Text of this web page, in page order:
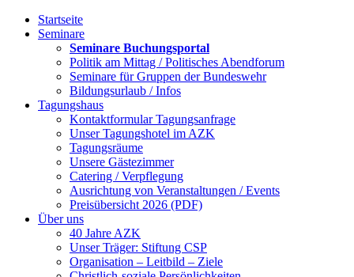
Startseite
Seminare
Seminare Buchungsportal
Politik am Mittag / Politisches Abendforum
Seminare für Gruppen der Bundeswehr
Bildungsurlaub / Infos
Tagungshaus
Kontaktformular Tagungsanfrage
Unser Tagungshotel im AZK
Tagungsräume
Unsere Gästezimmer
Catering / Verpflegung
Ausrichtung von Veranstaltungen / Events
Preisübersicht 2026 (PDF)
Über uns
40 Jahre AZK
Unser Träger: Stiftung CSP
Organisation – Leitbild – Ziele